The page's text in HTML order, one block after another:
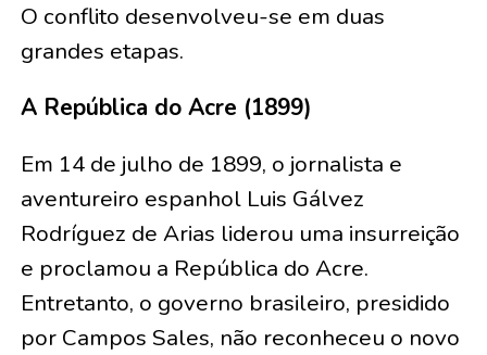
O conflito desenvolveu-se em duas
grandes etapas.
A República do Acre (1899)
Em 14 de julho de 1899, o jornalista e
aventureiro espanhol Luis Gálvez
Rodríguez de Arias liderou uma insurreição
e proclamou a República do Acre.
Entretanto, o governo brasileiro, presidido
por Campos Sales, não reconheceu o novo